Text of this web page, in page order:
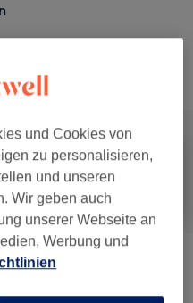
Gesicht
und Cookies von
zu personalisieren,
und unseren
Wir geben auch
unserer Webseite an
Werbung und